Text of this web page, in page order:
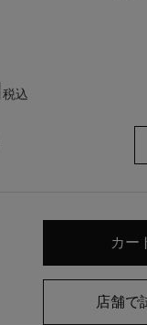
税込